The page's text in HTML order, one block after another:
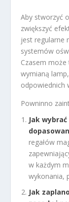
Aby stworzyć
zwiększyć
jest regularne
systemów
Czasem
wymianą
odpowiednich
Powninno
Jak
regałów
w każdym
wykonania,
Jak